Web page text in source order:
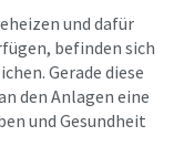
und dafür
befinden sich
Gerade diese
den Anlagen eine
und Gesundheit